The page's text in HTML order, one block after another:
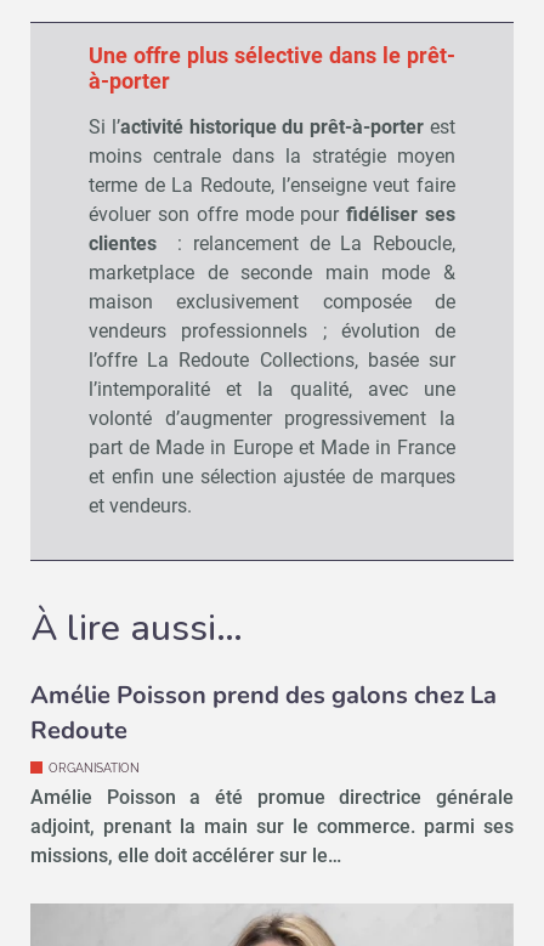
Une offre plus sélective dans le prêt-
à-porter
Si l’activité historique du prêt-à-porterest
moins centrale dans la stratégie moyen
terme de La Redoute, l’enseigne veut faire
évoluer son offre mode pourfidéliser ses
clientes
: relancement de La Reboucle,
marketplace de seconde main mode &
maison exclusivement composée de
vendeurs professionnels ; évolution de
l’offre La Redoute Collections, basée sur
l’intemporalité et la qualité, avec une
volonté d’augmenter progressivement la
part de Made in Europe et Made in France
et enfin une sélection ajustée de marques
et vendeurs.
À lire aussi…
Amélie Poisson prend des galons chez La
Redoute
ORGANISATION
Amélie Poisson a été promue directrice générale
adjoint, prenant la main sur le commerce. parmi ses
missions, elle doit accélérer sur le…